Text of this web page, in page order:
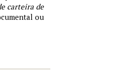
carteira de
ou